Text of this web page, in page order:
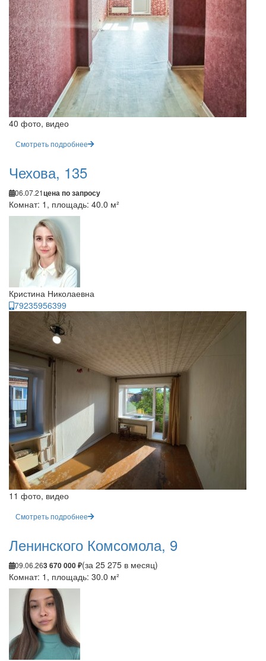
40 фото, видео
Смотреть подробнее
Чехова, 135
06.07.21цена по запросу
Комнат: 1, площадь: 40.0 м²
Кристина Николаевна
79235956399
11 фото, видео
Смотреть подробнее
Ленинского Комсомола, 9
09.06.263 670 000 ₽(за 25 275 в месяц)
Комнат: 1, площадь: 30.0 м²